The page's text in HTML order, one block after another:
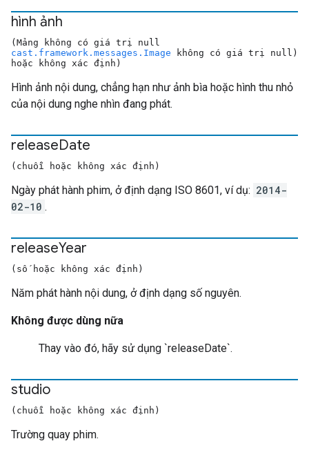
hình ảnh
(Mảng không có giá trị null
cast.framework.messages.Image không có giá trị null)
hoặc không xác định)
Hình ảnh nội dung, chẳng hạn như ảnh bìa hoặc hình thu nhỏ
của nội dung nghe nhìn đang phát.
releaseDate
(chuỗi hoặc không xác định)
Ngày phát hành phim, ở định dạng ISO 8601, ví dụ: 2014-
02-10 .
releaseYear
(số hoặc không xác định)
Năm phát hành nội dung, ở định dạng số nguyên.
Không được dùng nữa
Thay vào đó, hãy sử dụng `releaseDate`.
studio
(chuỗi hoặc không xác định)
Trường quay phim.